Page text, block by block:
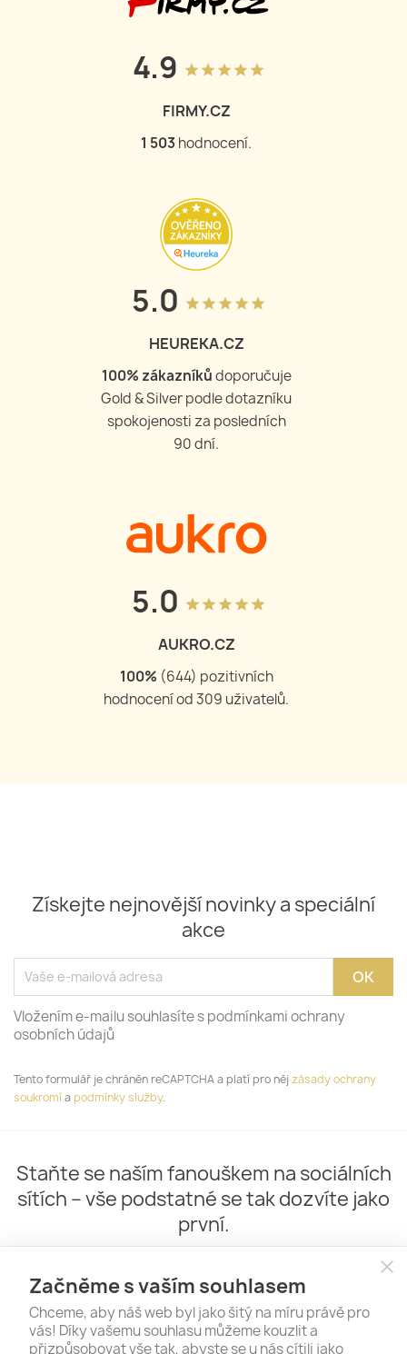
4.9 grade grade grade grade grade
FIRMY.CZ
1 503 hodnocení.
5.0 grade grade grade grade grade
HEUREKA.CZ
100% zákazníkůdoporučuje
Gold & Silver podle dotazníku
spokojenosti za posledních
90 dní.
5.0 grade grade grade grade grade
AUKRO.CZ
100% (644) pozitivních
hodnocení od309 uživatelů.
Získejte nejnovější novinky a speciální
akce
Vložením e-mailu souhlasíte s podmínkami ochrany
osobních údajů
Tento formulář je chráněn reCAPTCHA a platí pro něj zásady ochrany
soukromía podmínky služby.
Staňte se naším fanouškem na sociálních
sítích – vše podstatné se tak dozvíte jako
první.
close
Začněme s vaším souhlasem
Chceme, aby náš web byl jako šitý na míru právě pro
vás! Díky vašemu souhlasu můžeme kouzlit a
přizpůsobovat vše tak, abyste se u nás cítili jako